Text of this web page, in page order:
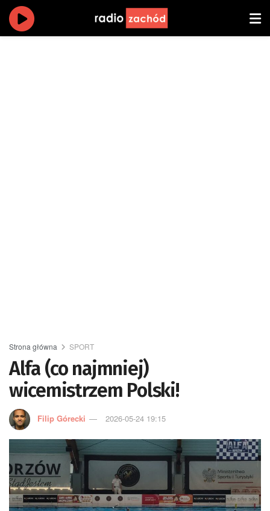
Strona główna SPORT
Alfa (co najmniej)
wicemistrzem Polski!
Filip Górecki 2026-05-24 19:15